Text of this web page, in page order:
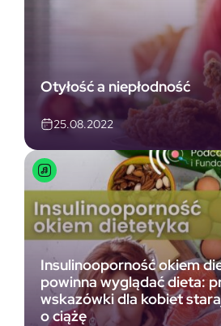
Otyłość a niepłodność
25.08.2022
Insulinooporność okiem
powinna wyglądać dieta:
wskazówki dla kobiet
o ciążę